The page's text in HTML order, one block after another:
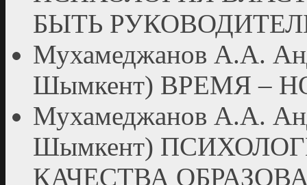
БЫТЬ
Мухамеджанов А.А.
Шымкент) ВРЕМЯ –
Мухамеджанов А.А.
Шымкент)
КАЧЕСТВА